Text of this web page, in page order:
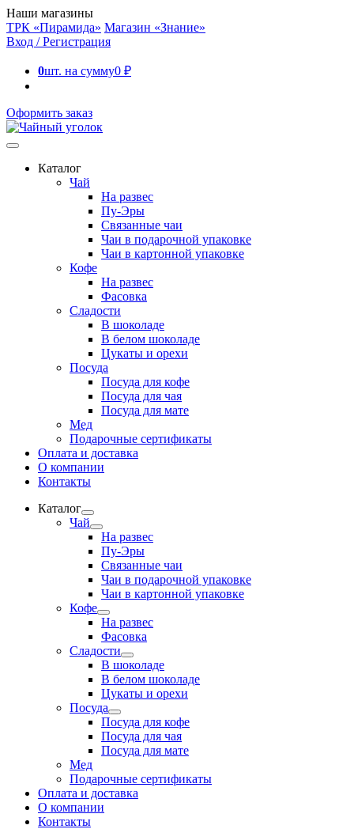
Наши магазины
ТРК «Пирамида» Магазин «Знание»
Вход / Регистрация
0шт. на сумму0 ₽
Оформить заказ
Каталог
Чай
На развес
Пу-Эры
Связанные чаи
Чаи в подарочной упаковке
Чаи в картонной упаковке
Кофе
На развес
Фасовка
Сладости
В шоколаде
В белом шоколаде
Цукаты и орехи
Посуда
Посуда для кофе
Посуда для чая
Посуда для мате
Мед
Подарочные сертификаты
Оплата и доставка
О компании
Контакты
Каталог
Развернутое
вложенное
меню
Чай
Развернутое
вложенное
меню
На развес
Пу-Эры
Связанные чаи
Чаи в подарочной упаковке
Чаи в картонной упаковке
Кофе
Развернутое
вложенное
меню
На развес
Фасовка
Сладости
Развернутое
вложенное
меню
В шоколаде
В белом шоколаде
Цукаты и орехи
Посуда
Развернутое
вложенное
меню
Посуда для кофе
Посуда для чая
Посуда для мате
Мед
Подарочные сертификаты
Оплата и доставка
О компании
Контакты